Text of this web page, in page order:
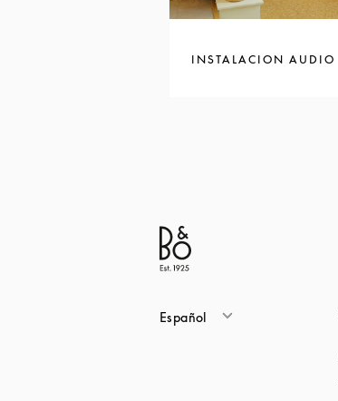
INSTALACION AUDIO
Español